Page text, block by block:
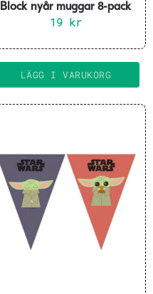
Block nyår muggar 8-pack
19 kr
LÄGG I VARUKORG